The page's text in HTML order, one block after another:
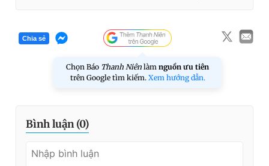
Chia sẻ
Chọn Báo Thanh Niên làm nguồn ưu tiên
trên Google tìm kiếm. Xem hướng dẫn.
Bình luận (0)